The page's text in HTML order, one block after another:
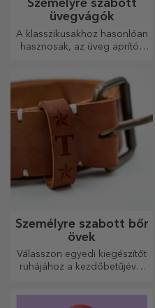
Személyre szabott
üvegvágók
A klasszikusakhoz hasonlóan
hasznosak, az üveg aprítók
személyes hangulatot
kölcsönöznek a konyhának.
Személyre szabott bőr
övek
Válasszon egyedi kiegészítőt
ruhájához a kezdőbetűjével
stílust kölcsönöznek!